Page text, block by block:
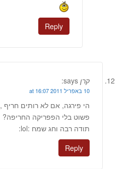
Reply
קרן says:
10 באפריל 2011 at 16:07
הי פירגה, אם לא רותים חריף ,
פשוט בלי הפפריקה החריפה?
תודה רבה וחג שמח :lol:
Reply